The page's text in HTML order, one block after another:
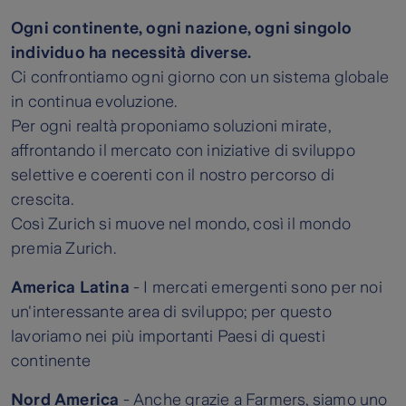
Ogni continente, ogni nazione, ogni singolo
individuo ha necessità diverse.
Ci confrontiamo ogni giorno con un sistema globale
in continua evoluzione.
Per ogni realtà proponiamo soluzioni mirate,
affrontando il mercato con iniziative di sviluppo
selettive e coerenti con il nostro percorso di
crescita.
Così Zurich si muove nel mondo, così il mondo
premia Zurich.
America Latina - I mercati emergenti sono per noi
un'interessante area di sviluppo; per questo
lavoriamo nei più importanti Paesi di questi
continente
Nord America - Anche grazie a Farmers, siamo uno